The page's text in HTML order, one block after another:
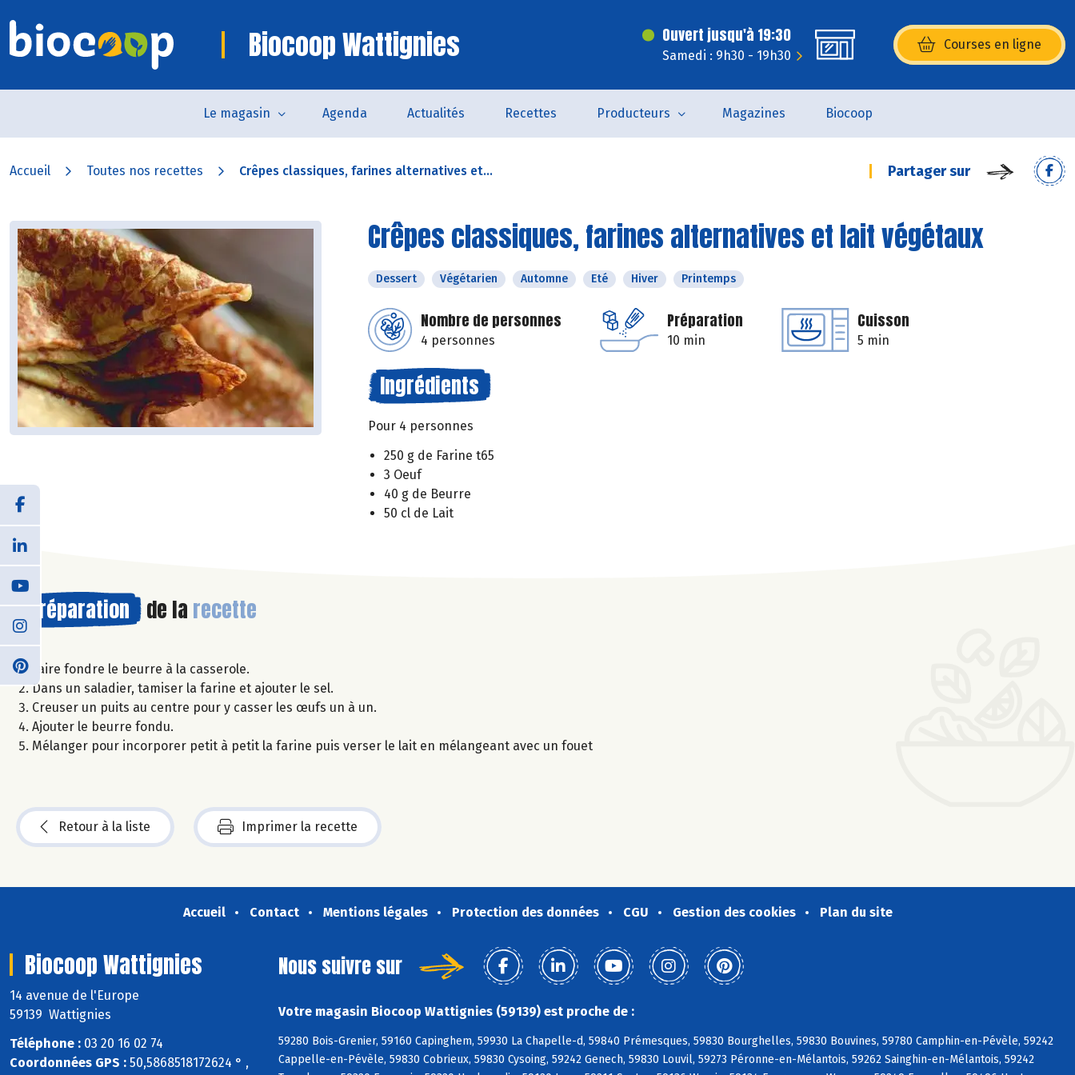
Biocoop Wattignies Ouvert jusqu'à 19:30
Samedi : 9h30 - 19h30
Courses en ligne
(s’ouvre dans une nouvelle
Le magasin Agenda Actualités Recettes Producteurs Magazines Biocoop
Accueil Toutes nos recettes Crêpes classiques, farines alternatives et... Partager sur
Crêpes classiques, farines alternatives et lait végétaux
Dessert Végétarien Automne Eté Hiver Printemps
Nombre de personnes
4 personnes
Préparation
10 min
Cuisson
5 min
Ingrédients
Pour 4 personnes
250 g de Farine t65
3 Oeuf
40 g de Beurre
50 cl de Lait
Préparation de la recette
Faire fondre le beurre à la casserole.
Dans un saladier, tamiser la farine et ajouter le sel.
Creuser un puits au centre pour y casser les œufs un à un.
Ajouter le beurre fondu.
Mélanger pour incorporer petit à petit la farine puis verser le lait en mélangeant avec un fouet
Retour à la liste Imprimer la recette
Accueil Contact Mentions légales Protection des données CGU Gestion des cookies Plan du site
Biocoop Wattignies
14 avenue de l'Europe
59139 Wattignies
Téléphone : 03 20 16 02 74
Coordonnées GPS : 50,5868518172624 ° ,
Nous suivre sur
Votre magasin Biocoop Wattignies (59139) est proche de :
59280 Bois-Grenier, 59160 Capinghem, 59930 La Chapelle-d, 59840 Prémesques, 59830 Bourghelles, 59830 Bouvines, 59780 Camphin-en-Pévèle, 59242
Cappelle-en-Pévèle, 59830 Cobrieux, 59830 Cysoing, 59242 Genech, 59830 Louvil, 59273 Péronne-en-Mélantois, 59262 Sainghin-en-Mélantois, 59242